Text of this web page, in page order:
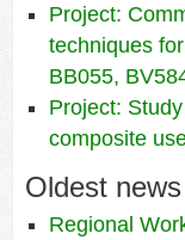
Project:
techniques
BB055,
Project:
composite
Oldest news
Regional